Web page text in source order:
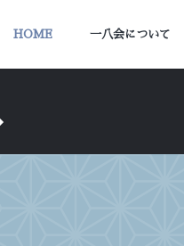
HOME 一八会について